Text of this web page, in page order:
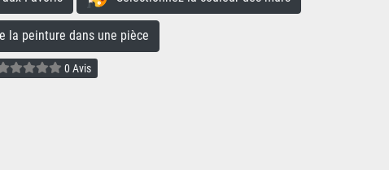
peinture dans une pièce
0 Avis